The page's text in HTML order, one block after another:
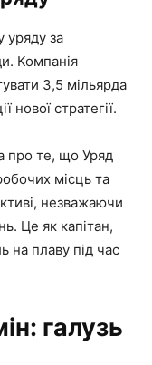
уряду за
Компанія
3,5 мільярда
нової стратегії.
про те, що Уряд
місць та
незважаючи
Це як капітан,
на плаву під час
галузь